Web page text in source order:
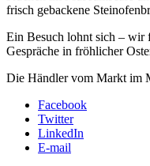
frisch gebackene
Ein Besuch lohnt sich – wir
Gespräche in fröhlicher
Die Händler vom Markt im
Facebook
Twitter
LinkedIn
E-mail